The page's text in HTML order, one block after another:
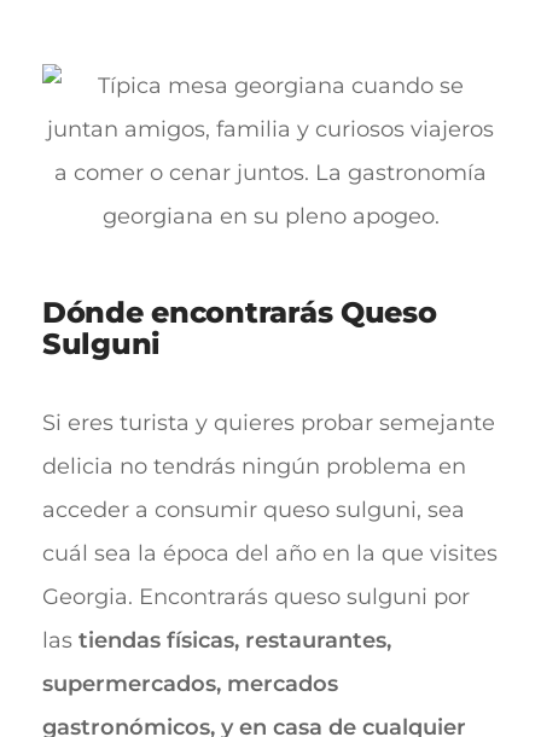
Dónde encontrarás Queso
Sulguni
Si eres turista y quieres probar semejante
delicia no tendrás ningún problema en
acceder a consumir queso sulguni, sea
cuál sea la época del año en la que visites
Georgia. Encontrarás queso sulguni por
las tiendas físicas, restaurantes,
supermercados, mercados
gastronómicos, y en casa de cualquier